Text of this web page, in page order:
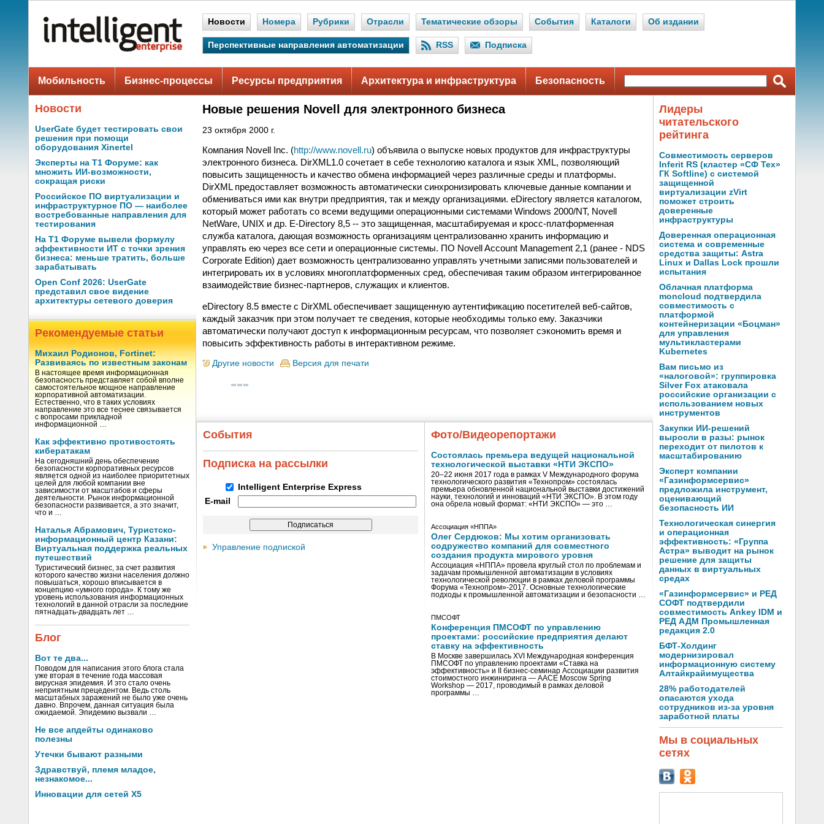
Новости Номера Рубрики Отрасли Тематические обзоры События Каталоги Об издании
Перспективные направления автоматизации RSS Подписка
Мобильность Бизнес-процессы Ресурсы предприятия Архитектура и инфраструктура Безопасность
Новости
UserGate будет тестировать свои
решения при помощи
оборудования Xinertel
Эксперты на Т1 Форуме: как
множить ИИ-возможности,
сокращая риски
Российское ПО виртуализации и
инфраструктурное ПО — наиболее
востребованные направления для
тестирования
На Т1 Форуме вывели формулу
эффективности ИТ с точки зрения
бизнеса: меньше тратить, больше
зарабатывать
Open Conf 2026: UserGate
представил свое видение
архитектуры сетевого доверия
Рекомендуемые статьи
Михаил Родионов, Fortinet:
Развиваясь по известным законам
В настоящее время информационная
безопасность представляет собой вполне
самостоятельное мощное направление
корпоративной автоматизации.
Естественно, что в таких условиях
направление это все теснее связывается
с вопросами прикладной
информационной …
Как эффективно противостоять
кибератакам
На сегодняшний день обеспечение
безопасности корпоративных ресурсов
является одной из наиболее приоритетных
целей для любой компании вне
зависимости от масштабов и сферы
деятельности. Рынок информационной
безопасности развивается, а это значит,
что и …
Наталья Абрамович, Туристско-
информационный центр Казани:
Виртуальная поддержка реальных
путешествий
Туристический бизнес, за счет развития
которого качество жизни населения должно
повышаться, хорошо вписывается в
концепцию «умного города». К тому же
уровень использования информационных
технологий в данной отрасли за последние
пятнадцать-двадцать лет …
Блог
Вот те два...
Поводом для написания этого блога стала
уже вторая в течение года массовая
вирусная эпидемия. И это стало очень
неприятным прецедентом. Ведь столь
масштабных заражений не было уже очень
давно. Впрочем, данная ситуация была
ожидаемой. Эпидемию вызвали …
Не все апдейты одинаково
полезны
Утечки бывают разными
Здравствуй, племя младое,
незнакомое...
Инновации для сетей X5
Новые решения Novell для электронного бизнеса
23 октября 2000 г.
Компания Novell Inc. (http://www.novell.ru) объявила о выпуске новых продуктов для инфраструктуры
электронного бизнеса. DirXML1.0 сочетает в себе технологию каталога и язык XML, позволяющий
повысить защищенность и качество обмена информацией через различные среды и платформы.
DirXML предоставляет возможность автоматически синхронизировать ключевые данные компании и
обмениваться ими как внутри предприятия, так и между организациями. eDirectory является каталогом,
который может работать со всеми ведущими операционными системами Windows 2000/NT, Novell
NetWare, UNIX и др. E-Directory 8,5 -- это защищенная, масштабируемая и кросс-платформенная
служба каталога, дающая возможность организациям централизованно хранить информацию и
управлять ею через все сети и операционные системы. ПО Novell Account Management 2,1 (ранее - NDS
Corporate Edition) дает возможность централизованно управлять учетными записями пользователей и
интегрировать их в условиях многоплатформенных сред, обеспечивая таким образом интегрированное
взаимодействие бизнес-партнеров, служащих и клиентов.
eDirectory 8.5 вместе с DirXML обеспечивает защищенную аутентификацию посетителей веб-сайтов,
каждый заказчик при этом получает те сведения, которые необходимы только ему. Заказчики
автоматически получают доступ к информационным ресурсам, что позволяет сэкономить время и
повысить эффективность работы в интерактивном режиме.
Другие новости Версия для печати
События
Подписка на рассылки
Intelligent Enterprise Express
E-mail
Управление подпиской
Фото/Видеорепортажи
Состоялась премьера ведущей национальной
технологической выставки «НТИ ЭКСПО»
20–22 июня 2017 года в рамках V Международного форума
технологического развития «Технопром» состоялась
премьера обновленной национальной выставки достижений
науки, технологий и инноваций «НТИ ЭКСПО». В этом году
она обрела новый формат: «НТИ ЭКСПО» — это …
Ассоциация «НППА»
Олег Сердюков: Мы хотим организовать
содружество компаний для совместного
создания продукта мирового уровня
Ассоциация «НППА» провела круглый стол по проблемам и
задачам промышленной автоматизации в условиях
технологической революции в рамках деловой программы
Форума «Технопром»-2017. Основные технологические
подходы к промышленной автоматизации и безопасности …
ПМСОФТ
Конференция ПМСОФТ по управлению
проектами: российские предприятия делают
ставку на эффективность
В Москве завершилась XVI Международная конференция
ПМСОФТ по управлению проектами «Ставка на
эффективность» и II бизнес-семинар Ассоциации развития
стоимостного инжиниринга — AACE Moscow Spring
Workshop — 2017, проводимый в рамках деловой
программы …
Лидеры
читательского
рейтинга
Совместимость серверов
Inferit RS (кластер «СФ Тех»
ГК Softline) с системой
защищенной
виртуализации zVirt
поможет строить
доверенные
инфраструктуры
Доверенная операционная
система и современные
средства защиты: Astra
Linux и Dallas Lock прошли
испытания
Облачная платформа
moncloud подтвердила
совместимость с
платформой
контейнеризации «Боцман»
для управления
мультикластерами
Kubernetes
Вам письмо из
«налоговой»: группировка
Silver Fox атаковала
российские организации с
использованием новых
инструментов
Закупки ИИ-решений
выросли в разы: рынок
переходит от пилотов к
масштабированию
Эксперт компании
«Газинформсервис»
предложила инструмент,
оценивающий
безопасность ИИ
Технологическая синергия
и операционная
эффективность: «Группа
Астра» выводит на рынок
решение для защиты
данных в виртуальных
средах
«Газинформсервис» и РЕД
СОФТ подтвердили
совместимость Ankey IDM и
РЕД АДМ Промышленная
редакция 2.0
БФТ-Холдинг
модернизировал
информационную систему
Алтайкрайимущества
28% работодателей
опасаются ухода
сотрудников из-за уровня
заработной платы
Мы в социальных
сетях